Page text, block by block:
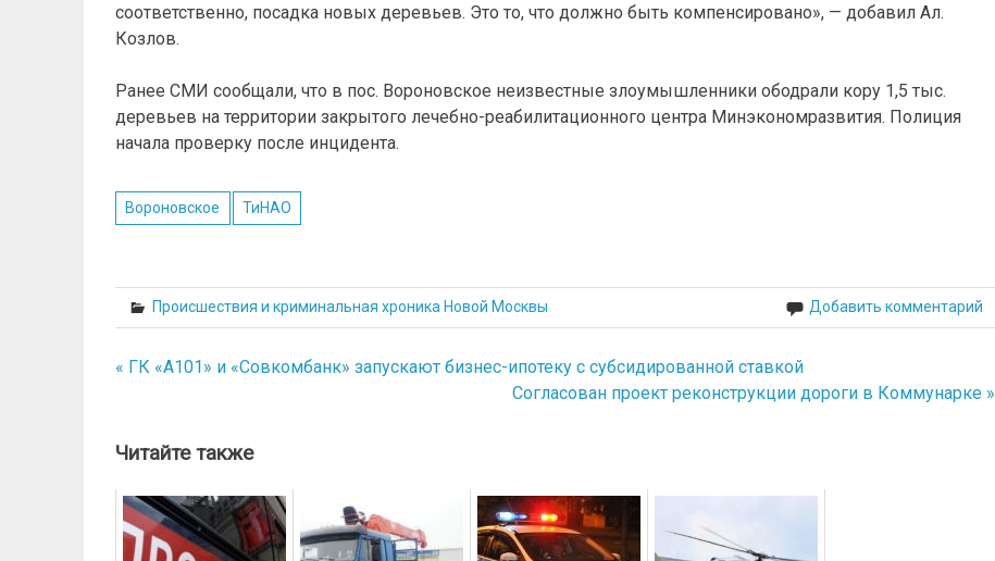
соответственно, посадка новых деревьев. Это то, что должно быть компенсировано», — добавил Ал.
Козлов.
Ранее СМИ сообщали, что в пос. Вороновское неизвестные злоумышленники ободрали кору 1,5 тыс.
деревьев на территории закрытого лечебно-реабилитационного центра Минэкономразвития. Полиция
начала проверку после инцидента.
Вороновское ТиНАО
Происшествия и криминальная хроника Новой Москвы Добавить комментарий
Навигация
записям
« ГК «А101» и «Совкомбанк» запускают бизнес-ипотеку с субсидированной ставкой
Согласован проект реконструкции дороги в Коммунарке »
Читайте также